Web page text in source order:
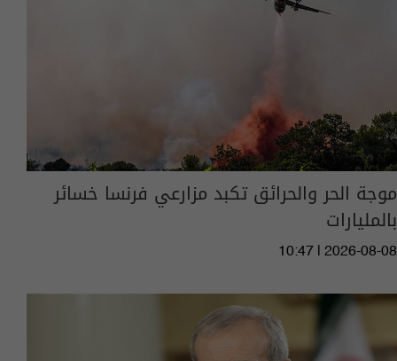
موجة الحر والحرائق تكبد مزارعي فرنسا خسائر
بالمليارات
10:47 | 2026-08-08